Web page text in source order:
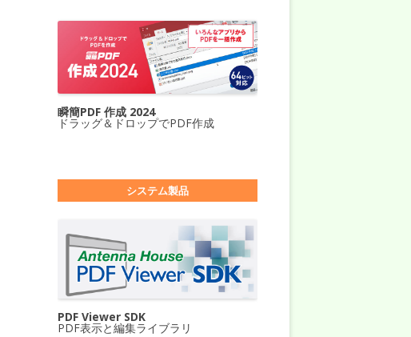
瞬簡PDF 作成 2024
ドラッグ＆ドロップでPDF作成
システム製品
PDF Viewer SDK
PDF表示と編集ライブラリ